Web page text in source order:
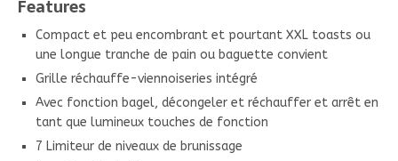
Features
Compact et peu encombrant et pourtant XXL toasts ou
une longue tranche de pain ou baguette convient
Grille réchauffe-viennoiseries intégré
Avec fonction bagel, décongeler et réchauffer et arrêt en
tant que lumineux touches de fonction
7 Limiteur de niveaux de brunissage